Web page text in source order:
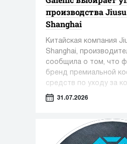
производства
Shanghai
Китайская компания
Shanghai,
сообщила о том, что
бренд премиальной
средств по уходу за
выбрал высокоточную
31.07.2026